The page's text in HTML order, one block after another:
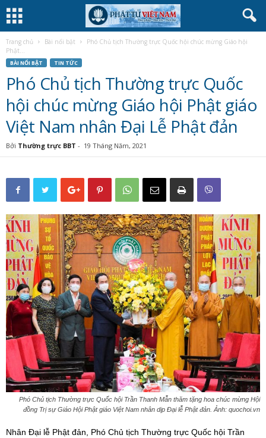
Trang chủ Bài nổi bật
Phó Chủ tịch Thường trực Quốc hội chúc mừng Giáo hội
Phật...
BÀI NỔI BẬT TIN TỨC
Phó Chủ tịch Thường trực Quốc
hội chúc mừng Giáo hội Phật giáo
Việt Nam nhân Đại Lễ Phật đản
Bởi Thường trực BBT - 19 Tháng Năm, 2021
Phó Chủ tịch Thường trực Quốc hội Trần Thanh Mẫn thăm tặng hoa chúc mừng Hội
đồng Trị sự Giáo Hội Phật giáo Việt Nam nhân dịp Đại lễ Phật đản. Ảnh: quochoi.vn
Nhân Đại lễ Phật đản, Phó Chủ tịch Thường trực Quốc hội Trần